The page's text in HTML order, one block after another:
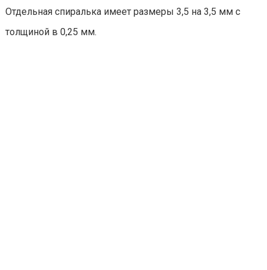
Отдельная спиралька имеет размеры 3,5 на 3,5 мм с
толщиной в 0,25 мм.